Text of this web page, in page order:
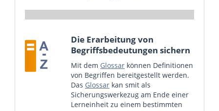
Die Erarbeitung von
Begriffsbedeutungen sichern
Mit dem Glossar können Definitionen
von Begriffen bereitgestellt werden.
Das Glossar kan smit als
Sicherungswerkezug am Ende einer
Lerneinheit zu einem bestimmten